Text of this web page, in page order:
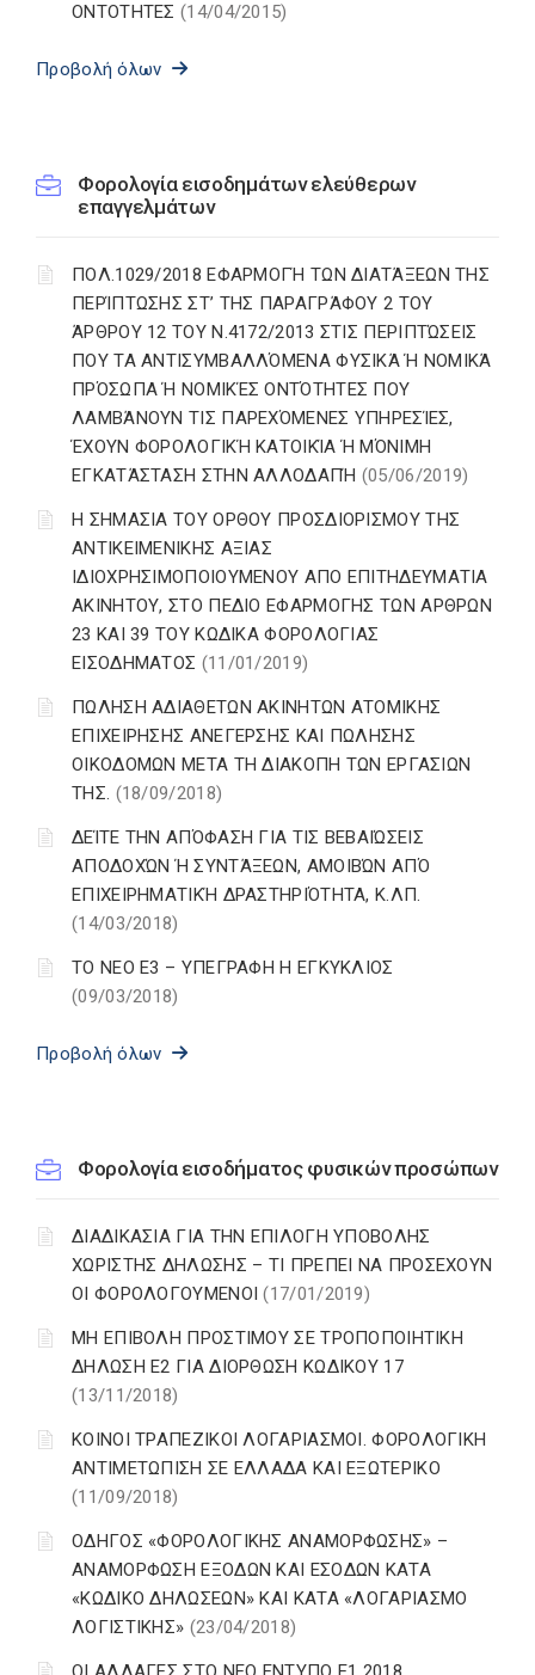
ΟΝΤΟΤΗΤΕΣ(14/04/2015)
Προβολή όλων
Φορολογία εισοδημάτων ελεύθερων
επαγγελμάτων
ΠΟΛ.1029/2018 ΕΦΑΡΜΟΓΉ ΤΩΝ ΔΙΑΤΆΞΕΩΝ ΤΗΣ
ΠΕΡΊΠΤΩΣΗΣ ΣΤ’ ΤΗΣ ΠΑΡΑΓΡΆΦΟΥ 2 ΤΟΥ
ΆΡΘΡΟΥ 12 ΤΟΥ Ν.4172/2013 ΣΤΙΣ ΠΕΡΙΠΤΏΣΕΙΣ
ΠΟΥ ΤΑ ΑΝΤΙΣΥΜΒΑΛΛΌΜΕΝΑ ΦΥΣΙΚΆ Ή ΝΟΜΙΚΆ
ΠΡΌΣΩΠΑ Ή ΝΟΜΙΚΈΣ ΟΝΤΌΤΗΤΕΣ ΠΟΥ
ΛΑΜΒΆΝΟΥΝ ΤΙΣ ΠΑΡΕΧΌΜΕΝΕΣ ΥΠΗΡΕΣΊΕΣ,
ΈΧΟΥΝ ΦΟΡΟΛΟΓΙΚΉ ΚΑΤΟΙΚΊΑ Ή ΜΌΝΙΜΗ
ΕΓΚΑΤΆΣΤΑΣΗ ΣΤΗΝ ΑΛΛΟΔΑΠΉ (05/06/2019)
Η ΣΗΜΑΣΙΑ ΤΟΥ ΟΡΘΟΥ ΠΡΟΣΔΙΟΡΙΣΜΟΥ ΤΗΣ
ΑΝΤΙΚΕΙΜΕΝΙΚΗΣ ΑΞΙΑΣ
ΙΔΙΟΧΡΗΣΙΜΟΠΟΙΟΥΜΕΝΟΥ ΑΠΟ ΕΠΙΤΗΔΕΥΜΑΤΙΑ
ΑΚΙΝΗΤΟΥ, ΣΤΟ ΠΕΔΙΟ ΕΦΑΡΜΟΓΗΣ ΤΩΝ ΑΡΘΡΩΝ
23 ΚΑΙ 39 ΤΟΥ ΚΩΔΙΚΑ ΦΟΡΟΛΟΓΙΑΣ
ΕΙΣΟΔΗΜΑΤΟΣ (11/01/2019)
ΠΩΛΗΣΗ ΑΔΙΑΘΕΤΩΝ ΑΚΙΝΗΤΩΝ ΑΤΟΜΙΚΗΣ
ΕΠΙΧΕΙΡΗΣΗΣ ΑΝΕΓΕΡΣΗΣ ΚΑΙ ΠΩΛΗΣΗΣ
ΟΙΚΟΔΟΜΩΝ ΜΕΤΑ ΤΗ ΔΙΑΚΟΠΗ ΤΩΝ ΕΡΓΑΣΙΩΝ
ΤΗΣ. (18/09/2018)
ΔΕΊΤΕ ΤΗΝ ΑΠΌΦΑΣΗ ΓΙΑ ΤΙΣ ΒΕΒΑΙΏΣΕΙΣ
ΑΠΟΔΟΧΏΝ Ή ΣΥΝΤΆΞΕΩΝ, ΑΜΟΙΒΏΝ ΑΠΌ
ΕΠΙΧΕΙΡΗΜΑΤΙΚΉ ΔΡΑΣΤΗΡΙΌΤΗΤΑ, Κ.ΛΠ.
(14/03/2018)
ΤΟ ΝΕΟ Ε3 – ΥΠΕΓΡΑΦΗ Η ΕΓΚΥΚΛΙΟΣ
(09/03/2018)
Προβολή όλων
Φορολογία εισοδήματος φυσικών προσώπων
ΔΙΑΔΙΚΑΣΙΑ ΓΙΑ ΤΗΝ ΕΠΙΛΟΓΗ ΥΠΟΒΟΛΗΣ
ΧΩΡΙΣΤΗΣ ΔΗΛΩΣΗΣ – ΤΙ ΠΡΕΠΕΙ ΝΑ ΠΡΟΣΕΧΟΥΝ
ΟΙ ΦΟΡΟΛΟΓΟΥΜΕΝΟΙ(17/01/2019)
ΜΗ ΕΠΙΒΟΛΗ ΠΡΟΣΤΙΜΟΥ ΣΕ ΤΡΟΠΟΠΟΙΗΤΙΚΗ
ΔΗΛΩΣΗ Ε2 ΓΙΑ ΔΙΟΡΘΩΣΗ ΚΩΔΙΚΟΥ 17
(13/11/2018)
ΚΟΙΝΟΙ ΤΡΑΠΕΖΙΚΟΙ ΛΟΓΑΡΙΑΣΜΟΙ. ΦΟΡΟΛΟΓΙΚΗ
ΑΝΤΙΜΕΤΩΠΙΣΗ ΣΕ ΕΛΛΑΔΑ ΚΑΙ ΕΞΩΤΕΡΙΚΟ
(11/09/2018)
ΟΔΗΓΟΣ «ΦΟΡΟΛΟΓΙΚΗΣ ΑΝΑΜΟΡΦΩΣΗΣ» –
ΑΝΑΜΟΡΦΩΣΗ ΕΞΟΔΩΝ ΚΑΙ ΕΣΟΔΩΝ ΚΑΤΑ
«ΚΩΔΙΚΟ ΔΗΛΩΣΕΩΝ» ΚΑΙ ΚΑΤΑ «ΛΟΓΑΡΙΑΣΜΟ
ΛΟΓΙΣΤΙΚΗΣ» (23/04/2018)